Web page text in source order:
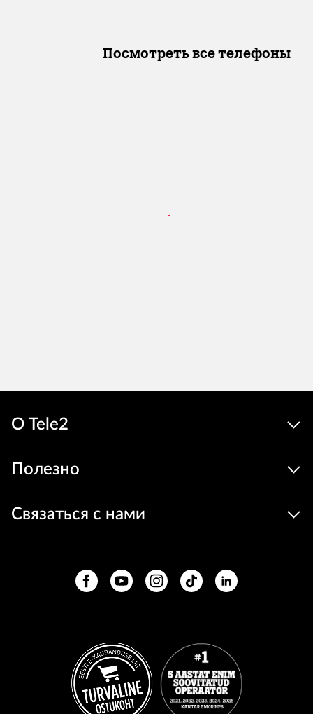
Посмотреть все телефоны
О Tele2
Полезно
Связаться с нами